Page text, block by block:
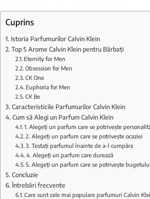
Cuprins
Istoria Parfumurilor Calvin Klein
Top 5 Arome Calvin Klein pentru Bărbați
Eternity for Men
Obsession for Men
CK One
Euphoria for Men
CK Be
Caracteristicile Parfumurilor Calvin Klein
Cum să Alegi un Parfum Calvin Klein
1. Alegeți un parfum care se potrivește
2. Alegeți un parfum care se potrivește ocaziei
3. Testați parfumul înainte de a-l cumpăra
4. Alegeți un parfum care durează
5. Alegeți un parfum care se potrivește bugetului
Concluzie
Întrebări frecvente
Care sunt cele mai populare parfumuri Calvin